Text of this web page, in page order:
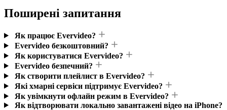
Поширені запитання
Як працює Evervideo?
Evervideo безкоштовний?
Як користуватися Evervideo?
Evervideo безпечний?
Як створити плейлист в Evervideo?
Які хмарні сервіси підтримує Evervideo?
Як увімкнути офлайн режим в Evervideo?
Як відтворювати локально завантажені відео на iPhone?